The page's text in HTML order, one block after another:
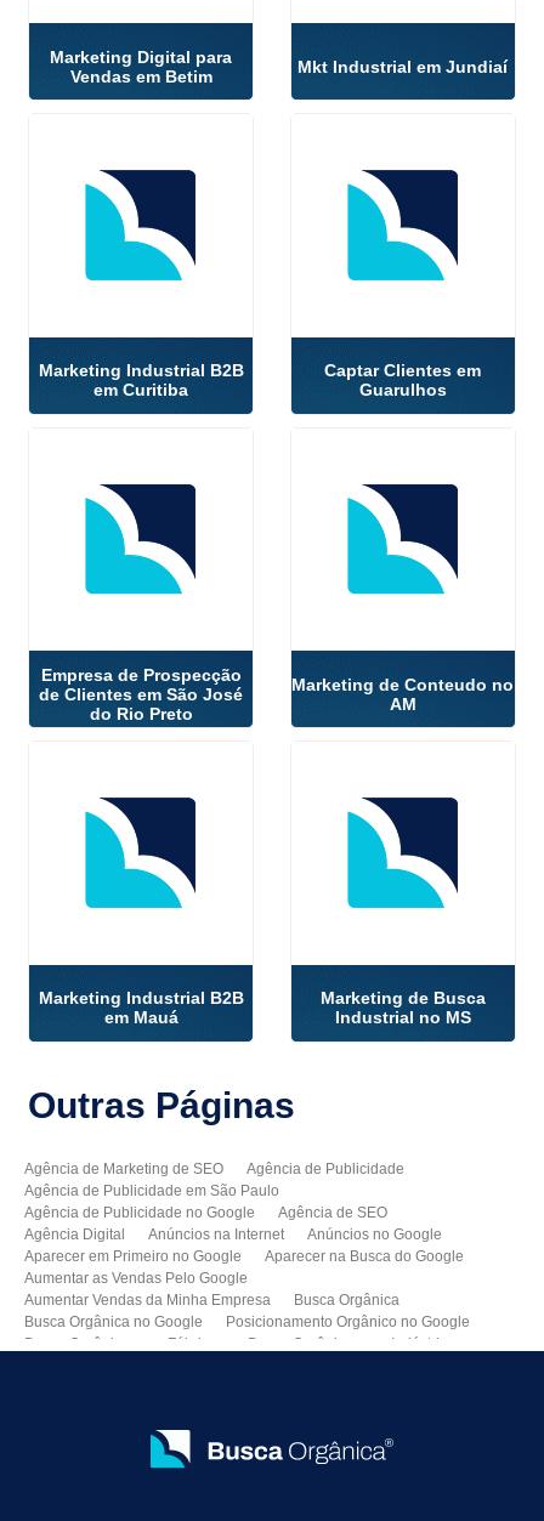
Marketing Digital para
Vendas em Betim
Mkt Industrial em Jundiaí
Marketing Industrial B2B
em Curitiba
Captar Clientes em
Guarulhos
Empresa de Prospecção
de Clientes em São José
do Rio Preto
Marketing de Conteudo no
AM
Marketing Industrial B2B
em Mauá
Marketing de Busca
Industrial no MS
Outras Páginas
Agência de Marketing de SEO
Agência de Publicidade
Agência de Publicidade em São Paulo
Agência de Publicidade no Google
Agência de SEO
Agência Digital
Anúncios na Internet
Anúncios no Google
Aparecer em Primeiro no Google
Aparecer na Busca do Google
Aumentar as Vendas Pelo Google
Aumentar Vendas da Minha Empresa
Busca Orgânica
Busca Orgânica no Google
Posicionamento Orgânico no Google
Busca Orgânica para Fábricas
Busca Orgânica para Indústrias
Como Melhorar as Vendas
Como Melhorar o Ranking do Meu Site no Google